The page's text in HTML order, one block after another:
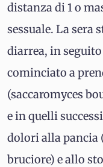
distanza di 1 o
sessuale. La sera
diarrea, in
cominciato a
(saccaromyces
e in quelli
dolori alla pancia
bruciore) e allo